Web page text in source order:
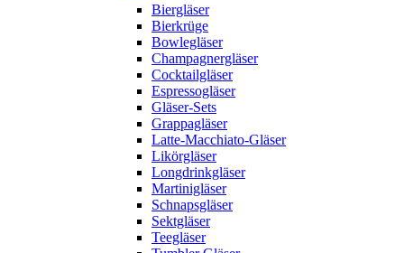
Biergläser
Bierkrüge
Bowlegläser
Champagnergläser
Cocktailgläser
Espressogläser
Gläser-Sets
Grappagläser
Latte-Macchiato-Gläser
Likörgläser
Longdrinkgläser
Martinigläser
Schnapsgläser
Sektgläser
Teegläser